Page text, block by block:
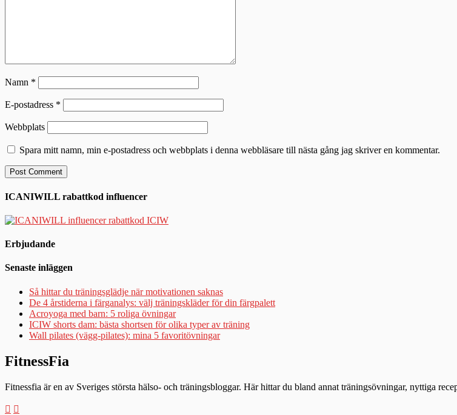
Namn *
E-postadress *
Webbplats
Spara mitt namn, min e-postadress och webbplats i denna webbläsare till nästa gång jag skriver en kommentar.
ICANIWILL rabattkod influencer
Erbjudande
Senaste inläggen
Så hittar du träningsglädje när motivationen saknas
De 4 årstiderna i färganalys: välj träningskläder för din färgpalett
Acroyoga med barn: 5 roliga övningar
ICIW shorts dam: bästa shortsen för olika typer av träning
Wall pilates (vägg-pilates): mina 5 favoritövningar
FitnessFia
Fitnessfia är en av Sveriges största hälso- och träningsbloggar. Här hittar du bland annat träningsövningar, nyttiga